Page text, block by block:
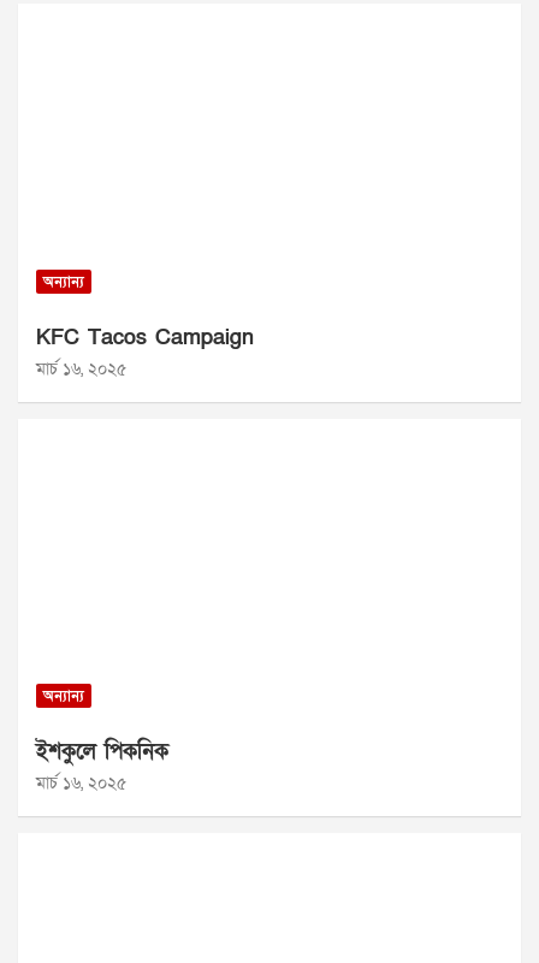
অন্যান্য
KFC Tacos Campaign
মার্চ ১৬, ২০২৫
অন্যান্য
ইশকুলে পিকনিক
মার্চ ১৬, ২০২৫